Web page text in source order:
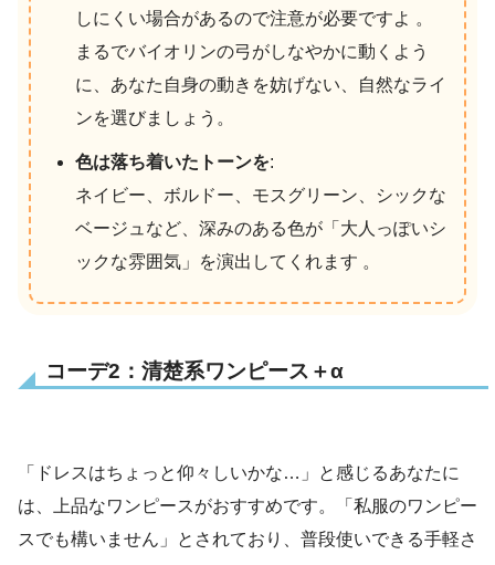
しにくい場合があるので注意が必要ですよ 。
まるでバイオリンの弓がしなやかに動くよう
に、あなた自身の動きを妨げない、自然なライ
ンを選びましょう。
色は落ち着いたトーンを:
ネイビー、ボルドー、モスグリーン、シックな
ベージュなど、深みのある色が「大人っぽいシ
ックな雰囲気」を演出してくれます 。
コーデ2：清楚系ワンピース＋α
「ドレスはちょっと仰々しいかな…」と感じるあなたに
は、上品なワンピースがおすすめです。「私服のワンピー
スでも構いません」とされており、普段使いできる手軽さ